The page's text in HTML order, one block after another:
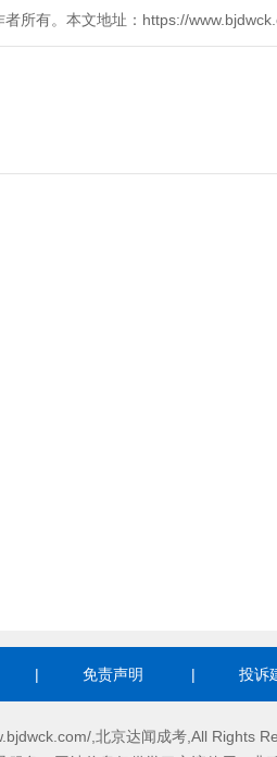
所有。本文地址：https://
| 免责声明 | 投诉
,北京达闻成考,All Rights